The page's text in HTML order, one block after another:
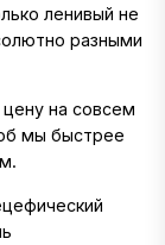
ленивый не
разными
на совсем
мы быстрее